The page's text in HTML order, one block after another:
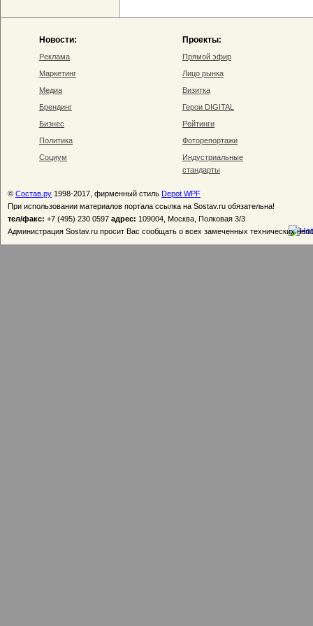
Новости:
Реклама
Маркетинг
Медиа
Брендинг
Бизнес
Политика
Социум
Проекты:
Прямой эфир
Лицо рынка
Визитка
Герои DIGITAL
Рейтинги
Фоторепортажи
Индустриальные
стандарты
© Состав.ру 1998-2017, фирменный стиль Depot WPF
При использовании материалов портала ссылка на Sostav.ru обязательна!
тел/факс: +7 (495) 230 0597 адрес: 109004, Москва, Полковая 3/3
Администрация Sostav.ru просит Вас сообщать о всех замеченных технических